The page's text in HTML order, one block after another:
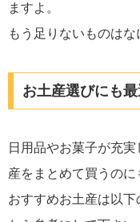
ますよ。
もう足りないものはな
お土産選びにも最
日用品やお菓子が充
産をまとめて買うのに
おすすめお土産は以